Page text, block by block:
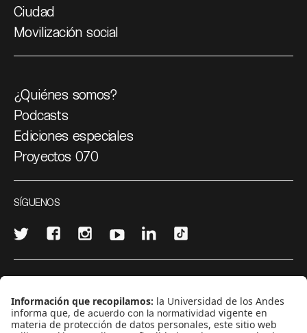
Ciudad
Movilización social
¿Quiénes somos?
Podcasts
Ediciones especiales
Proyectos 070
SÍGUENOS
CONTÁCTANOS